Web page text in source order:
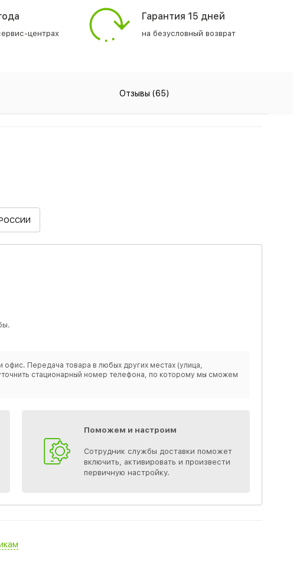
центрах
Гарантия 15 дней
на безусловный возврат
Отзывы (65)
Передача товара в любых других местах (улица,
стационарный номер телефона, по которому мы сможем
Поможем и настроим
Сотрудник службы доставки поможет
включить, активировать и произвести
первичную настройку.